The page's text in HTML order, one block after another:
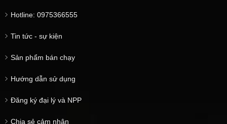
Hotline: 0975366555
Tin tức - sự kiện
Sản phẩm bán chạy
Hướng dẫn sử dụng
Đăng ký đại lý và NPP
Chia sẻ cảm nhận